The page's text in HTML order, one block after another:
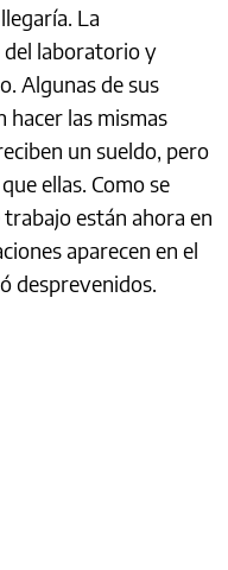
La
del laboratorio y
Algunas de sus
hacer las mismas
un sueldo, pero
ellas. Como se
están ahora en
aparecen en el
desprevenidos.